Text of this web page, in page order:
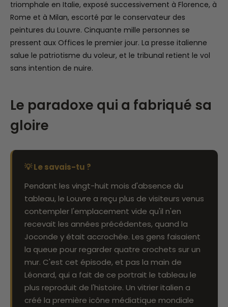
triomphale en Italie, exposé successivement à Florence, à
Rome et à Milan, escorté par le conservateur des
peintures du Louvre. Cinquante mille personnes se
pressent aux Offices le premier jour. La presse italienne
salue le patriotisme du voleur, et le tribunal retient le vol
sans intention de nuire.
Le paradoxe qui a fabriqué sa
gloire
💡 Le savais-tu ?
Pendant les vingt-huit mois d'absence du
tableau, le Louvre a reçu plus de visiteurs venus
contempler l'emplacement vide qu'il n'en
recevait les années précédentes, quand la
Joconde y était accrochée. Les gens faisaient
la queue pour regarder quatre crochets sur un
mur. C'est cet épisode, et pas la main de
Léonard, qui a fait de ce portrait le tableau le
plus reproduit de l'histoire. Un vitrier italien a
créé la première icône médiatique mondiale